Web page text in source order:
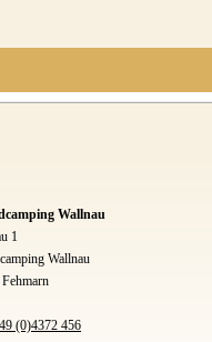
Wallnau
1
Wallnau
(0)4372 456